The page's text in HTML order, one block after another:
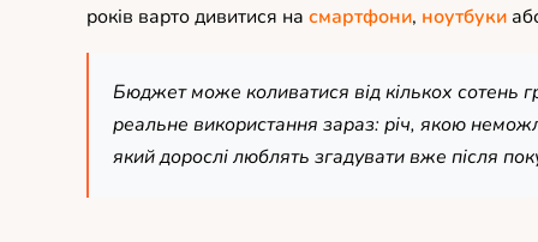
років варто дивитися на смартфони, ноутбуки
Бюджет може коливатися від кількох сотень
реальне використання зараз: річ, якою
який дорослі люблять згадувати вже після